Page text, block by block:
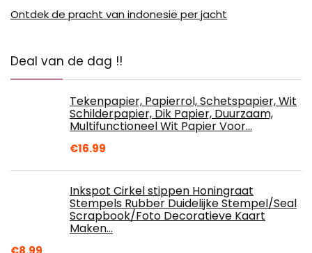
Ontdek de pracht van indonesië per jacht
Deal van de dag !!
Tekenpapier, Papierrol, Schetspapier, Wit
Schilderpapier, Dik Papier, Duurzaam,
Multifunctioneel Wit Papier Voor…
€16.99
Inkspot Cirkel stippen Honingraat
Stempels Rubber Duidelijke Stempel/Seal
Scrapbook/Foto Decoratieve Kaart
Maken…